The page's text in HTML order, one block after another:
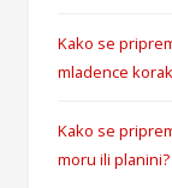
Kako se
mladence
Kako se
moru ili planini?